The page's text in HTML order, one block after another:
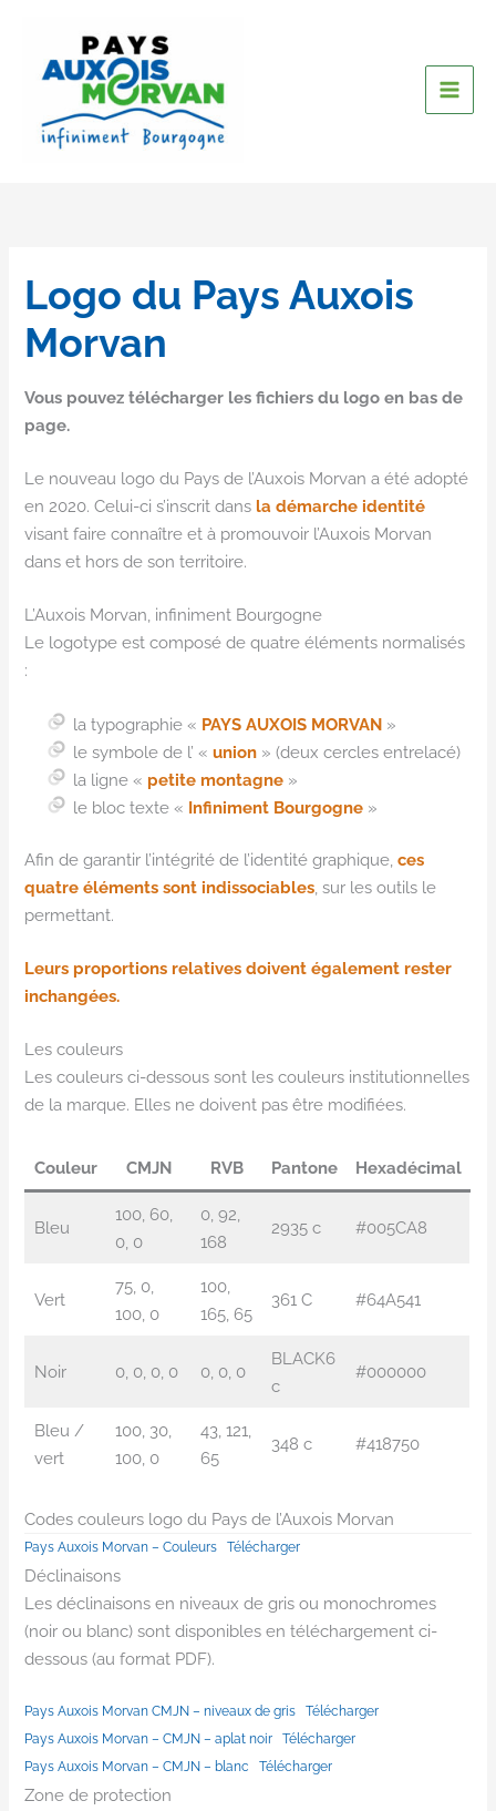
Logo du Pays Auxois
Morvan
Vous pouvez télécharger les fichiers du logo en bas de
page.
Le nouveau logo du Pays de l’Auxois Morvan a été adopté
en 2020. Celui-ci s’inscrit dans la démarche identité
visant faire connaître et à promouvoir l’Auxois Morvan
dans et hors de son territoire.
L’Auxois Morvan, infiniment Bourgogne
Le logotype est composé de quatre éléments normalisés
:
la typographie « PAYS AUXOIS MORVAN »
le symbole de l’ «union » (deux cercles entrelacé)
la ligne « petite montagne »
le bloc texte « Infiniment Bourgogne »
Afin de garantir l’intégrité de l’identité graphique,ces
quatre éléments sont indissociables , sur les outils le
permettant.
Leurs proportions relatives doivent également rester
inchangées.
Les couleurs
Les couleurs ci-dessous sont les couleurs institutionnelles
de la marque. Elles ne doivent pas être modifiées.
Couleur CMJN RVB Pantone Hexadécimal
Bleu
100, 60,
0, 0
0, 92,
168
2935 c #005CA8
Vert
75, 0,
100, 0
100,
165, 65
361 C #64A541
Noir 0, 0, 0, 0 0, 0, 0
BLACK6
c
#000000
Bleu /
vert
100, 30,
100, 0
43, 121,
65
348 c #418750
Codes couleurs logo du Pays de l’Auxois Morvan
Pays Auxois Morvan – Couleurs Télécharger
Déclinaisons
Les déclinaisons en niveaux de gris ou monochromes
(noir ou blanc) sont disponibles en téléchargement ci-
dessous (au format PDF).
Pays Auxois Morvan CMJN – niveaux de gris
Télécharger
Pays Auxois Morvan – CMJN – aplat noir
Télécharger
Pays Auxois Morvan – CMJN – blanc
Télécharger
Zone de protection